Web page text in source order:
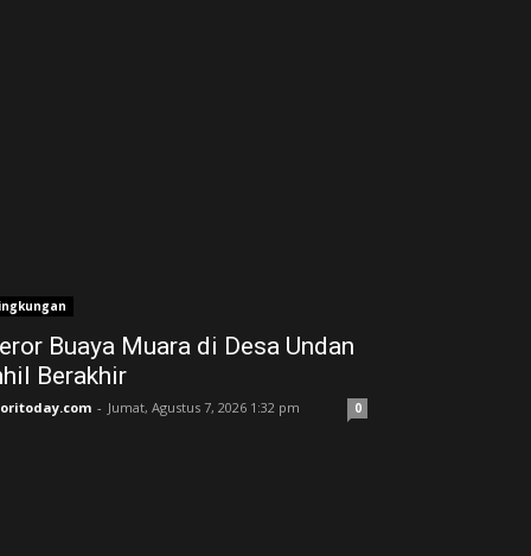
Buaya Muara di Desa Undan
Berakhir
- Jumat, Agustus 7, 2026 1:32 pm 0